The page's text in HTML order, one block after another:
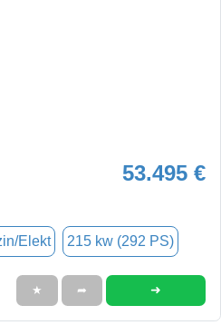
53.495 €
Elekt 215 kw (292 PS)
★ ➦ ➜